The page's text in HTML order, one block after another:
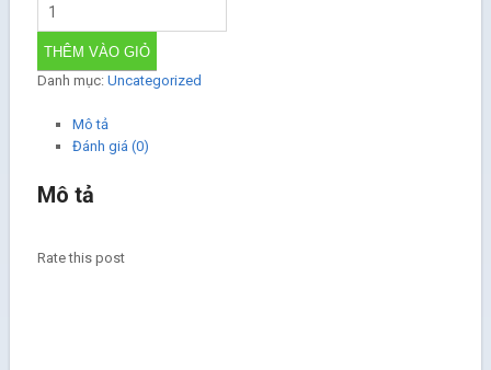
THÊM VÀO GIỎ
Danh mục: Uncategorized
Mô tả
Đánh giá (0)
Mô tả
Rate this post